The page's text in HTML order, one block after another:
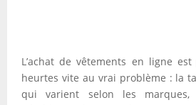
L’achat de vêtements en ligne
heurtes vite au vrai problème : la
qui varient selon les